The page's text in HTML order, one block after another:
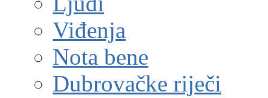
Viđenja
Nota bene
Dubrovačke riječi